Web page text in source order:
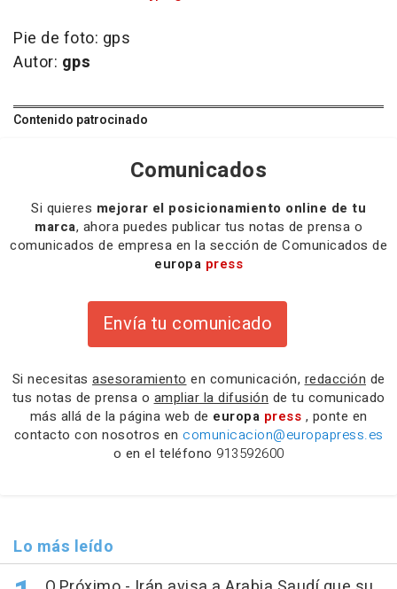
Pie de foto: gps
Autor: gps
Contenido patrocinado
Comunicados
Si quieres mejorar el posicionamiento online de tu
marca, ahora puedes publicar tus notas de prensa o
comunicados de empresa en la sección de Comunicados de
europa press
Envía tu comunicado
Si necesitas asesoramiento en comunicación, redacción de
tus notas de prensa o ampliar la difusión de tu comunicado
más allá de la página web de europa press , ponte en
contacto con nosotros en comunicacion@europapress.es
o en el teléfono 913592600
Lo más leído